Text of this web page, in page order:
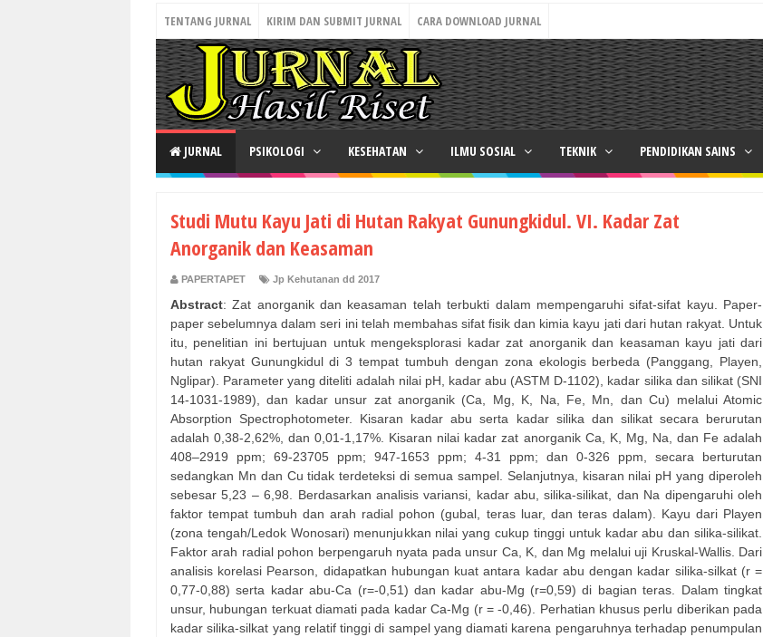
TENTANG JURNAL KIRIM DAN SUBMIT JURNAL CARA DOWNLOAD JURNAL
JURNAL PSIKOLOGI KESEHATAN ILMU SOSIAL TEKNIK PENDIDIKAN SAINS
Studi Mutu Kayu Jati di Hutan Rakyat Gunungkidul. VI. Kadar Zat
Anorganik dan Keasaman
PAPERTAPET Jp Kehutanan dd 2017
Abstract: Zat anorganik dan keasaman telah terbukti dalam mempengaruhi sifat-sifat kayu. Paper-
paper sebelumnya dalam seri ini telah membahas sifat fisik dan kimia kayu jati dari hutan rakyat. Untuk
itu, penelitian ini bertujuan untuk mengeksplorasi kadar zat anorganik dan keasaman kayu jati dari
hutan rakyat Gunungkidul di 3 tempat tumbuh dengan zona ekologis berbeda (Panggang, Playen,
Nglipar). Parameter yang diteliti adalah nilai pH, kadar abu (ASTM D-1102), kadar silika dan silikat (SNI
14-1031-1989), dan kadar unsur zat anorganik (Ca, Mg, K, Na, Fe, Mn, dan Cu) melalui Atomic
Absorption Spectrophotometer. Kisaran kadar abu serta kadar silika dan silikat secara berurutan
adalah 0,38-2,62%, dan 0,01-1,17%. Kisaran nilai kadar zat anorganik Ca, K, Mg, Na, dan Fe adalah
408–2919 ppm; 69-23705 ppm; 947-1653 ppm; 4-31 ppm; dan 0-326 ppm, secara berturutan
sedangkan Mn dan Cu tidak terdeteksi di semua sampel. Selanjutnya, kisaran nilai pH yang diperoleh
sebesar 5,23 – 6,98. Berdasarkan analisis variansi, kadar abu, silika-silikat, dan Na dipengaruhi oleh
faktor tempat tumbuh dan arah radial pohon (gubal, teras luar, dan teras dalam). Kayu dari Playen
(zona tengah/Ledok Wonosari) menunjukkan nilai yang cukup tinggi untuk kadar abu dan silika-silikat.
Faktor arah radial pohon berpengaruh nyata pada unsur Ca, K, dan Mg melalui uji Kruskal-Wallis. Dari
analisis korelasi Pearson, didapatkan hubungan kuat antara kadar abu dengan kadar silika-silkat (r =
0,77-0,88) serta kadar abu-Ca (r=-0,51) dan kadar abu-Mg (r=0,59) di bagian teras. Dalam tingkat
unsur, hubungan terkuat diamati pada kadar Ca-Mg (r = -0,46). Perhatian khusus perlu diberikan pada
kadar silika-silkat yang relatif tinggi di sampel yang diamati karena pengaruhnya terhadap penumpulan